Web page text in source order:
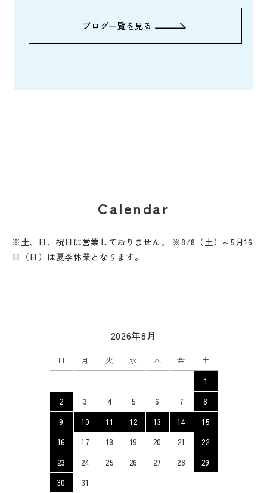
ブログ一覧を見る
Calendar
※土、日、祝日は営業しておりません。 ※8/8（土）～5月16
日（日）は夏季休業となります。
2026年8月
日 月 火 水 木 金
土
1
2
3 4 5 6 7
8
9
10 11 12 13 14
15
16
17 18 19 20 21
22
23
24 25 26 27 28
29
30
31